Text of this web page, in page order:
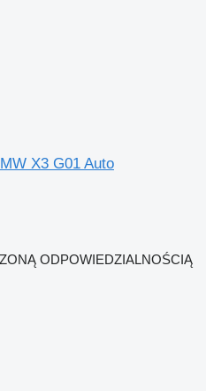
X3 G01 Auto
ODPOWIEDZIALNOŚCIĄ